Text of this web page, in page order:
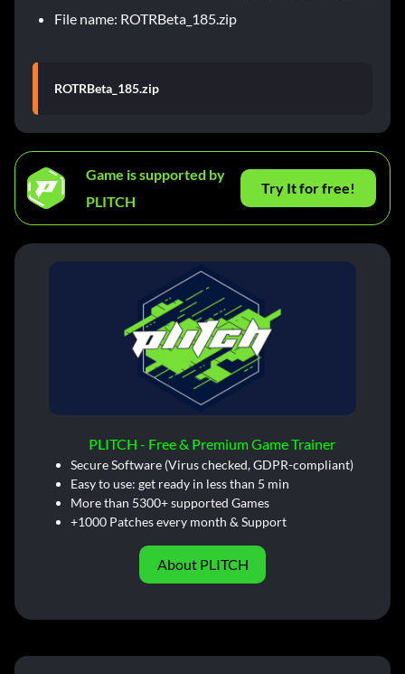
File name: ROTRBeta_185.zip
ROTRBeta_185.zip
Game is supported by
PLITCH
Try It for free!
PLITCH - Free & Premium Game Trainer
Secure Software (Virus checked, GDPR-compliant)
Easy to use: get ready in less than 5 min
More than 5300+ supported Games
+1000 Patches every month & Support
About PLITCH